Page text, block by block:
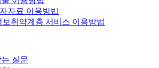
자료 이용방법
보취약계층 서비스 이용방법
질문